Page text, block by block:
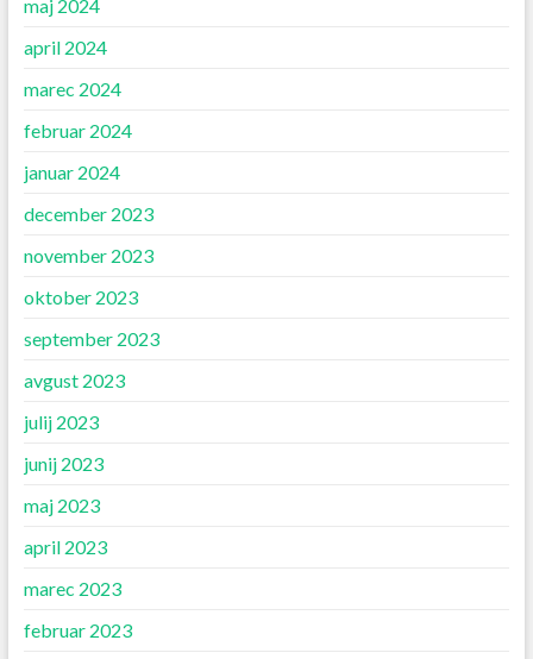
maj 2024
april 2024
marec 2024
februar 2024
januar 2024
december 2023
november 2023
oktober 2023
september 2023
avgust 2023
julij 2023
junij 2023
maj 2023
april 2023
marec 2023
februar 2023